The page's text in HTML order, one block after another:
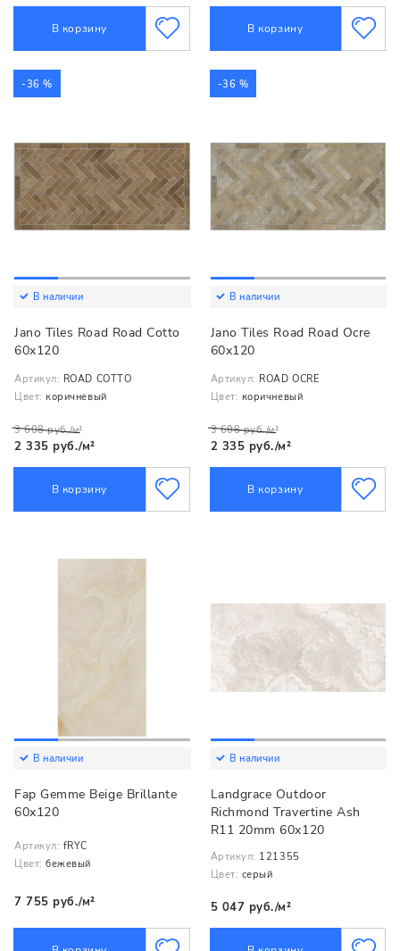
В корзину В корзину
-36 %
В наличии
Jano Tiles Road Road Cotto
60x120
Артикул: ROAD COTTO
Цвет: коричневый
3 608 руб./м²
2 335 руб./м²
В корзину
-36 %
В наличии
Jano Tiles Road Road Ocre
60x120
Артикул: ROAD OCRE
Цвет: коричневый
3 608 руб./м²
2 335 руб./м²
В корзину
В наличии
Fap Gemme Beige Brillante
60х120
Артикул: fRYC
Цвет: бежевый
7 755 руб./м²
В наличии
Landgrace Outdoor
Richmond Travertine Ash
R11 20mm 60x120
Артикул: 121355
Цвет: серый
5 047 руб./м²